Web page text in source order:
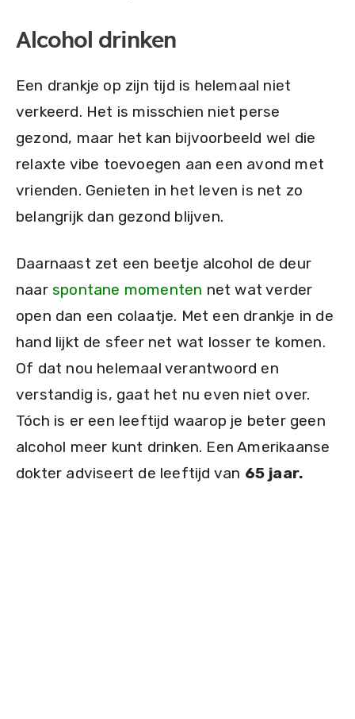
Alcohol drinken
Een drankje op zijn tijd is helemaal niet
verkeerd. Het is misschien niet perse
gezond, maar het kan bijvoorbeeld wel die
relaxte vibe toevoegen aan een avond met
vrienden. Genieten in het leven is net zo
belangrijk dan gezond blijven.
Daarnaast zet een beetje alcohol de deur
naarspontane momenten net wat verder
open dan een colaatje. Met een drankje in de
hand lijkt de sfeer net wat losser te komen.
Of dat nou helemaal verantwoord en
verstandig is, gaat het nu even niet over.
Tóch is er een leeftijd waarop je beter geen
alcohol meer kunt drinken. Een Amerikaanse
dokter adviseert de leeftijd van 65 jaar.